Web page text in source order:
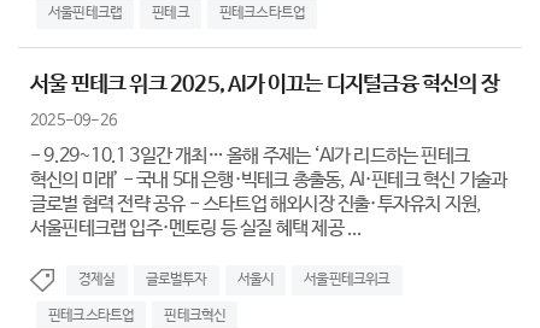
서울핀테크랩 핀테크 핀테크스타트업
서울 핀테크 위크 2025, AI가 이끄는 디지털금융 혁신의 장
2025-09-26
- 9.29~10.1 3일간 개최… 올해 주제는 ‘AI가 리드하는 핀테크
혁신의 미래’ - 국내 5대 은행·빅테크 총출동, AI·핀테크 혁신 기술과
글로벌 협력 전략 공유 - 스타트업 해외시장 진출·투자유치 지원,
서울핀테크랩 입주·멘토링 등 실질 혜택 제공 ...
경제실 글로벌투자 서울시 서울핀테크위크
핀테크스타트업 핀테크혁신